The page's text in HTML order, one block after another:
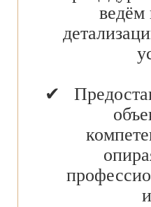
ведём